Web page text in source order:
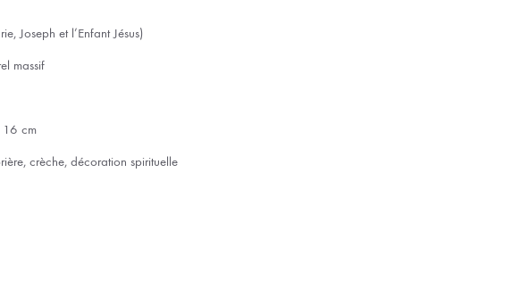
Joseph et l’Enfant Jésus)
massif
16 cm
crèche, décoration spirituelle